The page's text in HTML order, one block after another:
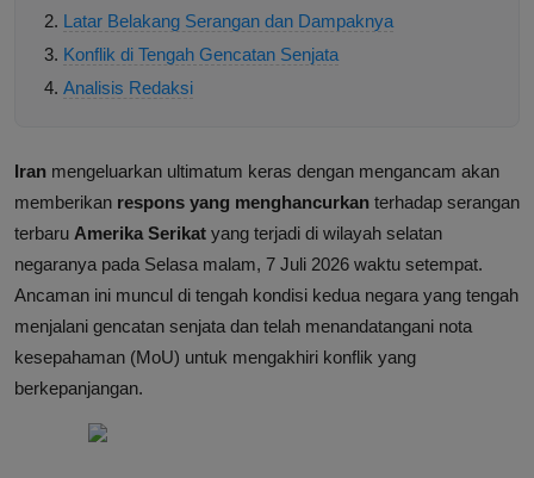
Latar Belakang Serangan dan Dampaknya
Konflik di Tengah Gencatan Senjata
Analisis Redaksi
Iran mengeluarkan ultimatum keras dengan mengancam akan
memberikan respons yang menghancurkan terhadap serangan
terbaru Amerika Serikat yang terjadi di wilayah selatan
negaranya pada Selasa malam, 7 Juli 2026 waktu setempat.
Ancaman ini muncul di tengah kondisi kedua negara yang tengah
menjalani gencatan senjata dan telah menandatangani nota
kesepahaman (MoU) untuk mengakhiri konflik yang
berkepanjangan.